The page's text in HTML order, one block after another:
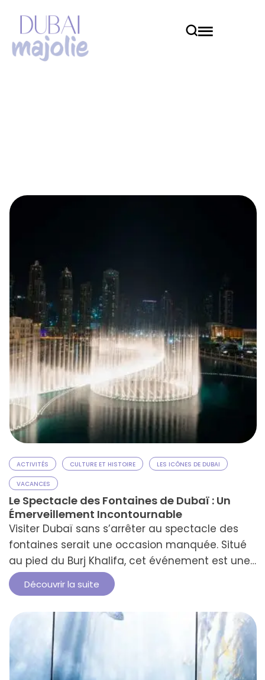
ACTIVITÉS CULTURE ET HISTOIRE LES ICÔNES DE DUBAI
VACANCES
Le Spectacle des Fontaines de Dubaï : Un
Émerveillement Incontournable
Visiter Dubaï sans s’arrêter au spectacle des
fontaines serait une occasion manquée. Situé
au pied du Burj Khalifa, cet événement est une
combinaison envoûtante d’eau, de lumière et
de musique. Le spectacle a lieu sur le Burj Lake,
un lac artificiel situé à côté du Dubaï Mall et de
la tour Burj Khalifa. Chaque performance …
Découvrir la suite